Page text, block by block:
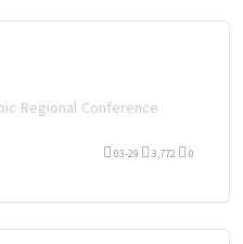
Regional Conference
03-29 3,772 0